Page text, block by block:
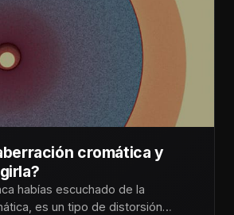
cromática y
habías escuchado de la
es un tipo de distorsión